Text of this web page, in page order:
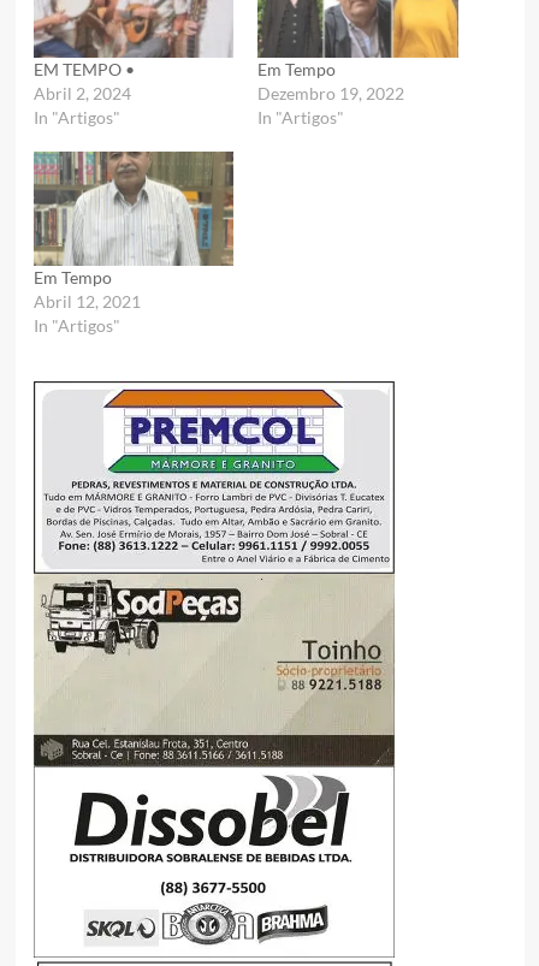
EM TEMPO •
Abril 2, 2024
In "Artigos"
Em Tempo
Dezembro 19, 2022
In "Artigos"
Em Tempo
Abril 12, 2021
In "Artigos"